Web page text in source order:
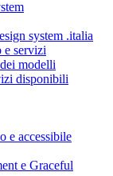
system .italia
e servizi
modelli
disponibili
e accessibile
e Graceful